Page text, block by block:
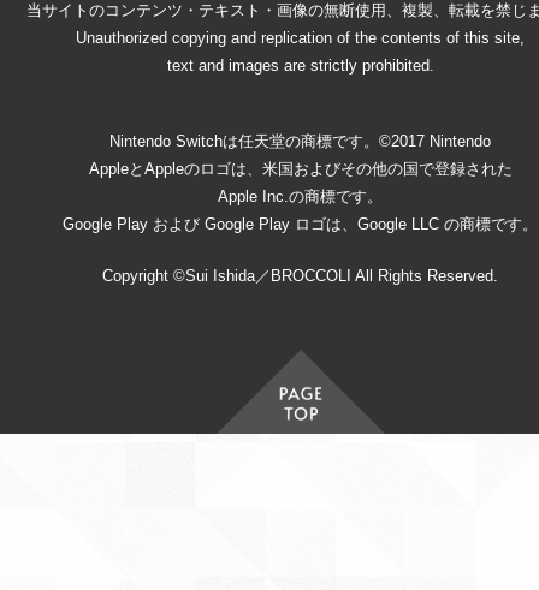
当サイトのコンテンツ・テキスト・画像の無断使用、複製、転載を禁じ
Unauthorized copying and replication of the contents of this site,
text and images are strictly prohibited.
Nintendo Switchは任天堂の商標です。©2017 Nintendo
AppleとAppleのロゴは、米国およびその他の国で登録された
Apple Inc.の商標です。
Google Play および Google Play ロゴは、Google LLC の商標です。
Copyright ©Sui Ishida／BROCCOLI All Rights Reserved.